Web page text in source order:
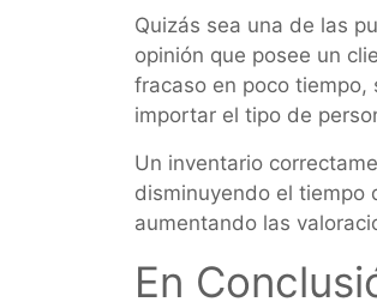
Quizás sea una de las
opinión que posee un
fracaso en poco tiempo,
importar el tipo de
Un inventario
disminuyendo el tiempo
aumentando las
En